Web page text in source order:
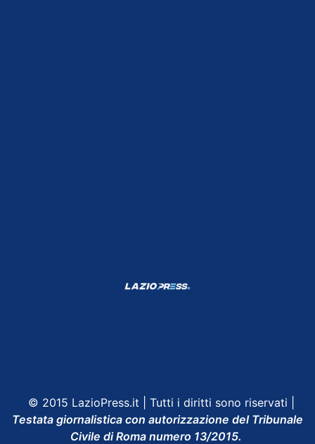
© 2015 LazioPress.it | Tutti i diritti sono riservati |
Testata giornalistica con autorizzazione del Tribunale
Civile di Roma numero 13/2015.